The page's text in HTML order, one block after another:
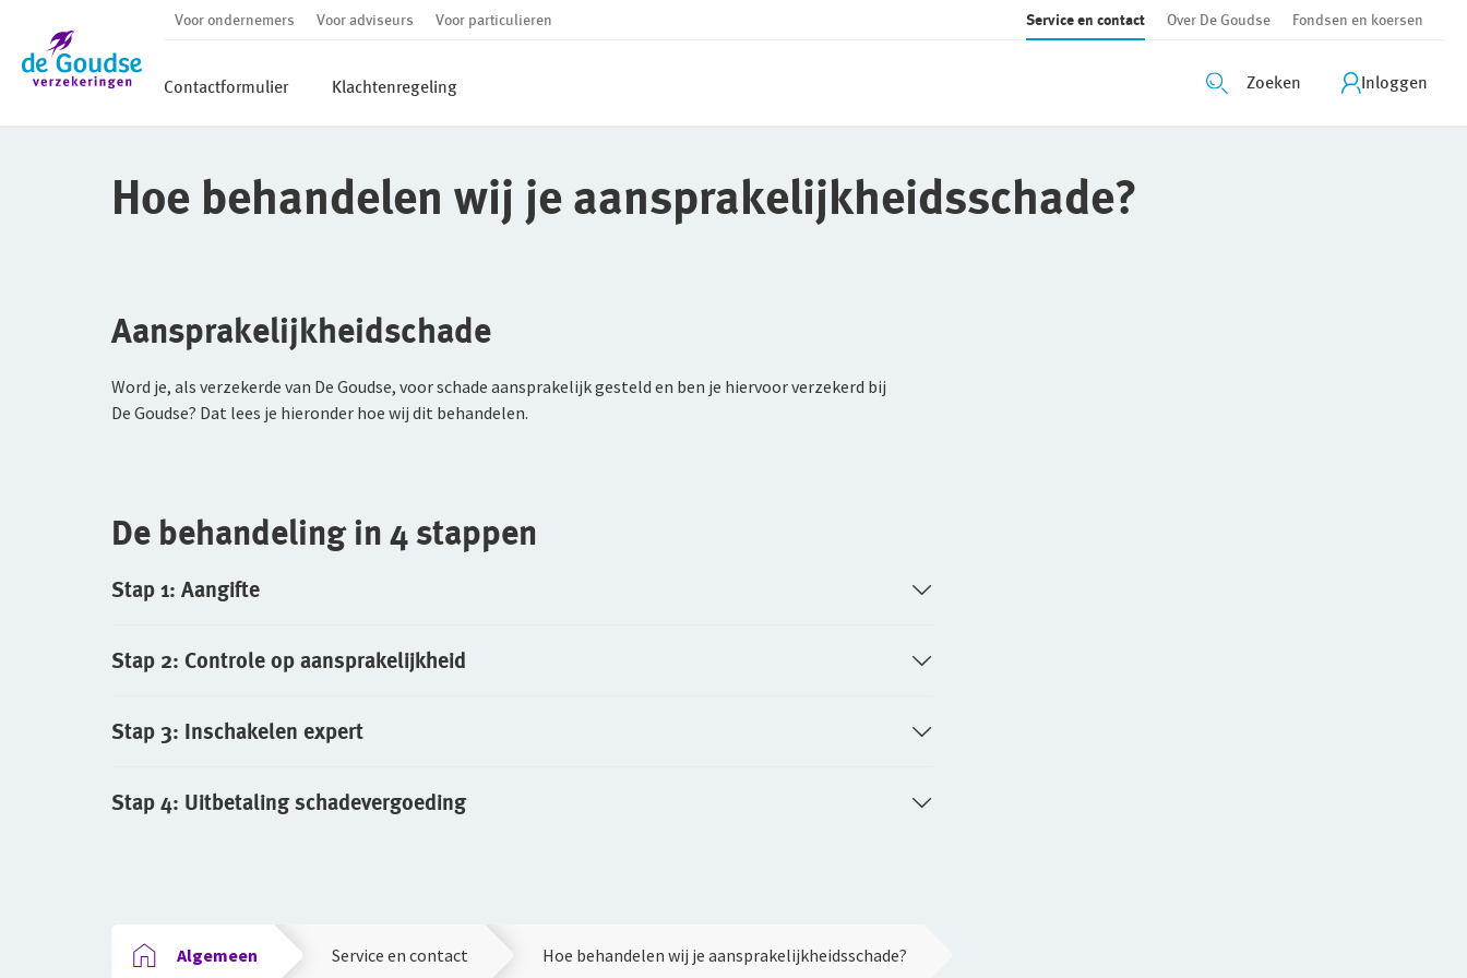
Ga direct naar de inhoud
Voor ondernemers Voor adviseurs Voor particulieren Service en contact Over De Goudse Fondsen en koersen
Contactformulier Klachtenregeling Zoeken Inloggen
Hoe behandelen wij je aansprakelijkheidsschade?
Aansprakelijkheidschade
Word je, als verzekerde van De Goudse, voor schade aansprakelijk gesteld en ben je hiervoor verzekerd bij
De Goudse? Dat lees je hieronder hoe wij dit behandelen.
De behandeling in 4 stappen
Stap 1: Aangifte
Stap 2: Controle op aansprakelijkheid
Stap 3: Inschakelen expert
Stap 4: Uitbetaling schadevergoeding
Algemeen Service en contact Hoe behandelen wij je aansprakelijkheidsschade?